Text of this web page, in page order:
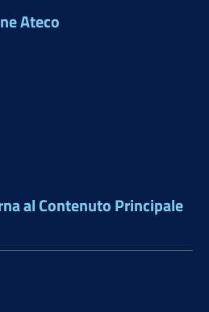
Ateco
al Contenuto Principale